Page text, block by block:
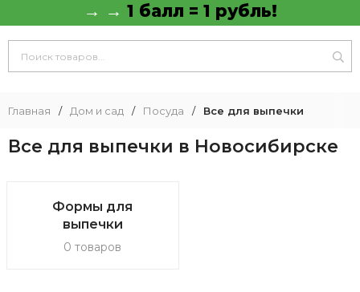
→ → 1 балл = 1 рубль!
Главная / Дом и сад / Посуда / Все для выпечки
Все для выпечки в Новосибирске
Формы для
выпечки
0 товаров